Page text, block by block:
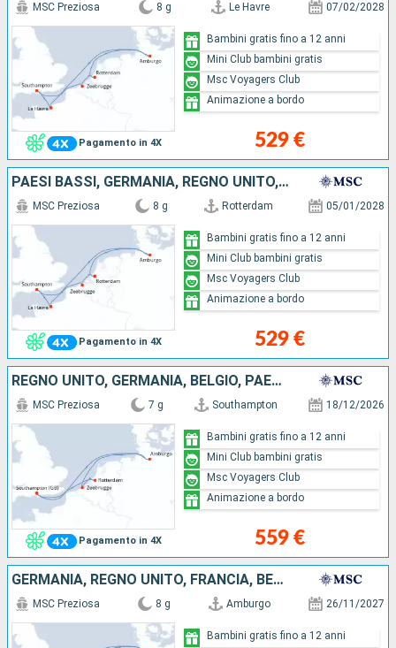
Pagamento in 4X
MSC Preziosa 8 g Le Havre 07/02/2028
529 €
Bambini gratis fino a 12 anni
Mini Club bambini gratis
Msc Voyagers Club
Animazione a bordo
PAESI BASSI, GERMANIA, REGNO UNITO, FRANCIA, BELGIO
Pagamento in 4X
MSC Preziosa 8 g Rotterdam 05/01/2028
529 €
Bambini gratis fino a 12 anni
Mini Club bambini gratis
Msc Voyagers Club
Animazione a bordo
REGNO UNITO, GERMANIA, BELGIO, PAESI BASSI
Pagamento in 4X
MSC Preziosa 7 g Southampton 18/12/2026
559 €
Bambini gratis fino a 12 anni
Mini Club bambini gratis
Msc Voyagers Club
Animazione a bordo
GERMANIA, REGNO UNITO, FRANCIA, BELGIO, PAESI BASSI
MSC Preziosa 8 g Amburgo 26/11/2027
Bambini gratis fino a 12 anni